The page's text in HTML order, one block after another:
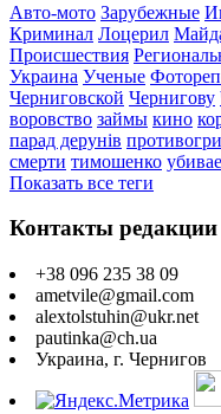
Авто-мото Зарубежные
Криминал Лоцерил
Происшествия
Украина Ученые
Черниговской Чернигову
воровство займы кино
парад дерунів
смерти тимошенко
Показать все теги
Контакты редакции
+38 096 235 38 09
ametvile@gmail.com
alextolstuhin@ukr.net
pautinka@ch.ua
Украина, г. Чернигов